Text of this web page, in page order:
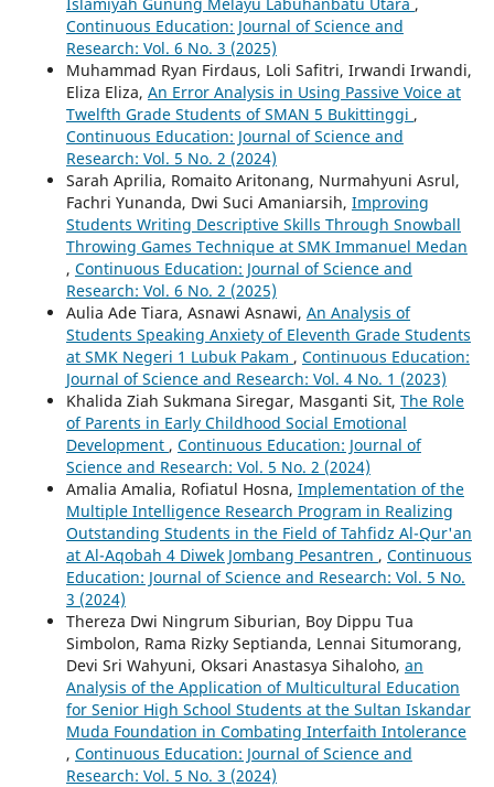
Continuous Education: Journal of Science and
Research: Vol. 6 No. 3 (2025)
Muhammad Ryan Firdaus, Loli Safitri, Irwandi Irwandi,
Eliza Eliza, An Error Analysis in Using Passive Voice at
Twelfth Grade Students of SMAN 5 Bukittinggi ,
Continuous Education: Journal of Science and
Research: Vol. 5 No. 2 (2024)
Sarah Aprilia, Romaito Aritonang, Nurmahyuni Asrul,
Fachri Yunanda, Dwi Suci Amaniarsih, Improving
Students Writing Descriptive Skills Through Snowball
Throwing Games Technique at SMK Immanuel Medan
, Continuous Education: Journal of Science and
Research: Vol. 6 No. 2 (2025)
Aulia Ade Tiara, Asnawi Asnawi, An Analysis of
Students Speaking Anxiety of Eleventh Grade Students
at SMK Negeri 1 Lubuk Pakam , Continuous Education:
Journal of Science and Research: Vol. 4 No. 1 (2023)
Khalida Ziah Sukmana Siregar, Masganti Sit, The Role
of Parents in Early Childhood Social Emotional
Development , Continuous Education: Journal of
Science and Research: Vol. 5 No. 2 (2024)
Amalia Amalia, Rofiatul Hosna, Implementation of the
Multiple Intelligence Research Program in Realizing
Outstanding Students in the Field of Tahfidz Al-Qur'an
at Al-Aqobah 4 Diwek Jombang Pesantren , Continuous
Education: Journal of Science and Research: Vol. 5 No.
3 (2024)
Thereza Dwi Ningrum Siburian, Boy Dippu Tua
Simbolon, Rama Rizky Septianda, Lennai Situmorang,
Devi Sri Wahyuni, Oksari Anastasya Sihaloho, an
Analysis of the Application of Multicultural Education
for Senior High School Students at the Sultan Iskandar
Muda Foundation in Combating Interfaith Intolerance
, Continuous Education: Journal of Science and
Research: Vol. 5 No. 3 (2024)